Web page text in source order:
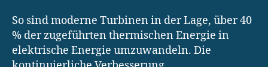
So sind moderne Turbinen in der Lage, über 40
% der zugeführten thermischen Energie in
elektrische Energie umzuwandeln. Die